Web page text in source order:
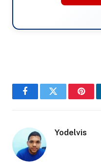
FacebookTwitter
Yodelvis